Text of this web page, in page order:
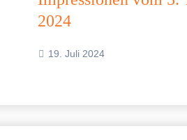
2024
19. Juli 2024